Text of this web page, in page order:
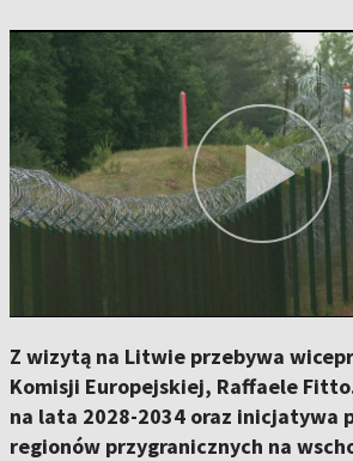
Z wizytą na Litwie przebywa
Komisji Europejskiej, Raffaele
na lata 2028-2034 oraz inicjatywa
regionów przygranicznych na